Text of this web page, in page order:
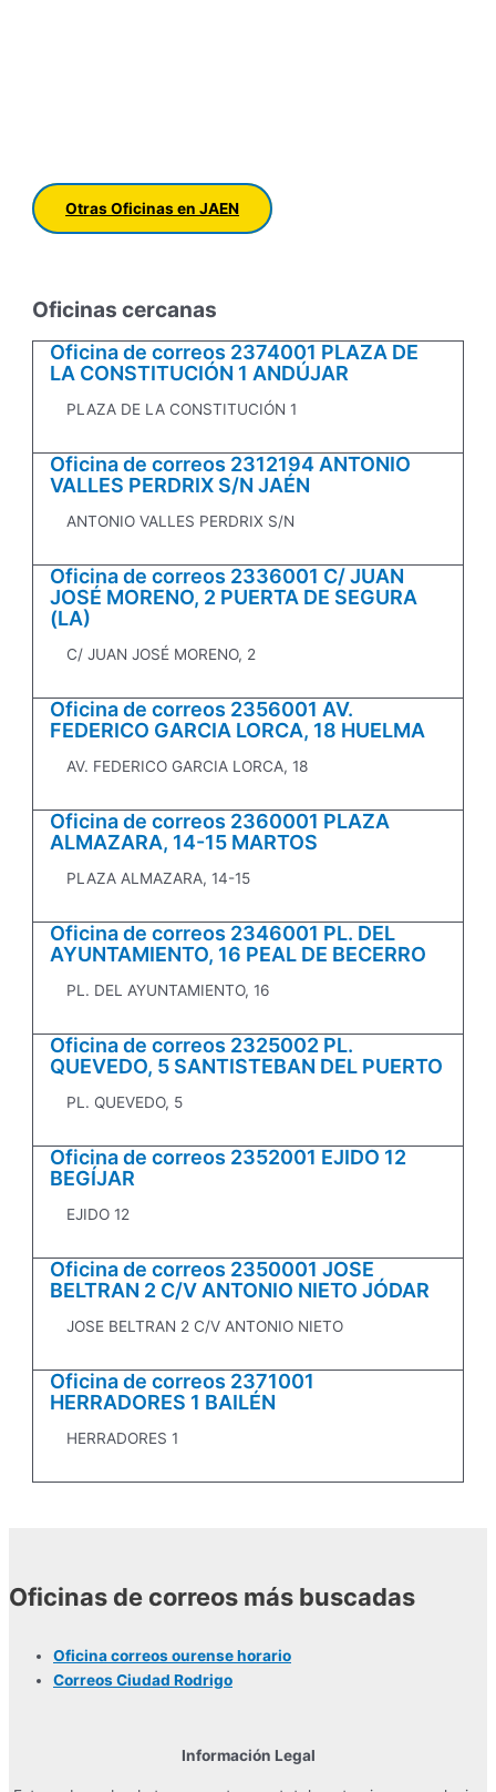
Otras Oficinas en JAEN
Oficinas cercanas
Oficina de correos 2374001 PLAZA DE
LA CONSTITUCIÓN 1 ANDÚJAR
PLAZA DE LA CONSTITUCIÓN 1
Oficina de correos 2312194 ANTONIO
VALLES PERDRIX S/N JAÉN
ANTONIO VALLES PERDRIX S/N
Oficina de correos 2336001 C/ JUAN
JOSÉ MORENO, 2 PUERTA DE SEGURA
(LA)
C/ JUAN JOSÉ MORENO, 2
Oficina de correos 2356001 AV.
FEDERICO GARCIA LORCA, 18 HUELMA
AV. FEDERICO GARCIA LORCA, 18
Oficina de correos 2360001 PLAZA
ALMAZARA, 14-15 MARTOS
PLAZA ALMAZARA, 14-15
Oficina de correos 2346001 PL. DEL
AYUNTAMIENTO, 16 PEAL DE BECERRO
PL. DEL AYUNTAMIENTO, 16
Oficina de correos 2325002 PL.
QUEVEDO, 5 SANTISTEBAN DEL PUERTO
PL. QUEVEDO, 5
Oficina de correos 2352001 EJIDO 12
BEGÍJAR
EJIDO 12
Oficina de correos 2350001 JOSE
BELTRAN 2 C/V ANTONIO NIETO JÓDAR
JOSE BELTRAN 2 C/V ANTONIO NIETO
Oficina de correos 2371001
HERRADORES 1 BAILÉN
HERRADORES 1
Oficinas de correos más buscadas
Oficina correos ourense horario
Correos Ciudad Rodrigo
Información Legal